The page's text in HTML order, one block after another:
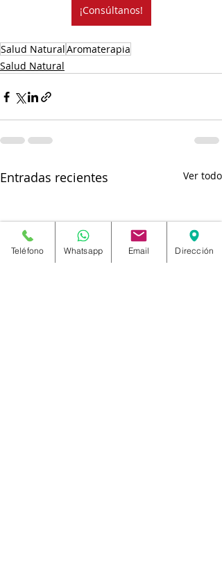
¡Consúltanos!
Salud NaturalAromaterapia
Salud Natural
Entradas recientes Ver todo
Teléfono Whatsapp Email Dirección